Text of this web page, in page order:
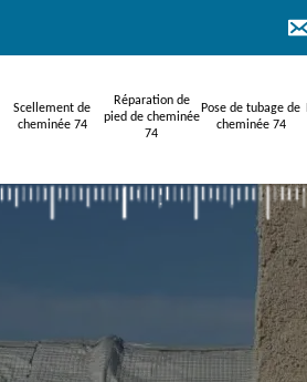
Scellement de
cheminée 74
Réparation de
pied de cheminée
74
Pose de tubage de
cheminée 74